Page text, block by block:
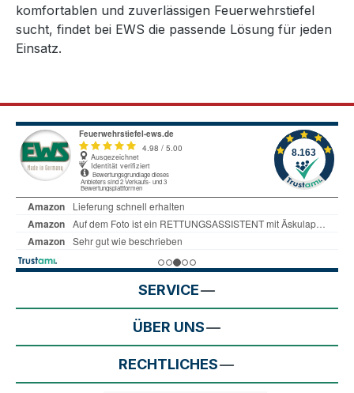
komfortablen und zuverlässigen Feuerwehrstiefel
sucht, findet bei EWS die passende Lösung für jeden
Einsatz.
SERVICE
ÜBER UNS
RECHTLICHES